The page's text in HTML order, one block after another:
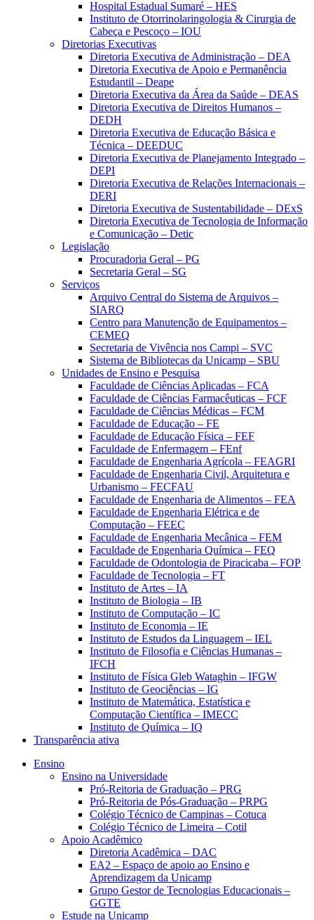
Hospital Estadual Sumaré – HES
Instituto de Otorrinolaringologia & Cirurgia de
Cabeça e Pescoço – IOU
Diretorias Executivas
Diretoria Executiva de Administração – DEA
Diretoria Executiva de Apoio e Permanência
Estudantil – Deape
Diretoria Executiva da Área da Saúde – DEAS
Diretoria Executiva de Direitos Humanos –
DEDH
Diretoria Executiva de Educação Básica e
Técnica – DEEDUC
Diretoria Executiva de Planejamento Integrado –
DEPI
Diretoria Executiva de Relações Internacionais –
DERI
Diretoria Executiva de Sustentabilidade – DExS
Diretoria Executiva de Tecnologia de Informação
e Comunicação – Detic
Legislação
Procuradoria Geral – PG
Secretaria Geral – SG
Serviços
Arquivo Central do Sistema de Arquivos –
SIARQ
Centro para Manutenção de Equipamentos –
CEMEQ
Secretaria de Vivência nos Campi – SVC
Sistema de Bibliotecas da Unicamp – SBU
Unidades de Ensino e Pesquisa
Faculdade de Ciências Aplicadas – FCA
Faculdade de Ciências Farmacêuticas – FCF
Faculdade de Ciências Médicas – FCM
Faculdade de Educação – FE
Faculdade de Educação Física – FEF
Faculdade de Enfermagem – FEnf
Faculdade de Engenharia Agrícola – FEAGRI
Faculdade de Engenharia Civil, Arquitetura e
Urbanismo – FECFAU
Faculdade de Engenharia de Alimentos – FEA
Faculdade de Engenharia Elétrica e de
Computação – FEEC
Faculdade de Engenharia Mecânica – FEM
Faculdade de Engenharia Química – FEQ
Faculdade de Odontologia de Piracicaba – FOP
Faculdade de Tecnologia – FT
Instituto de Artes – IA
Instituto de Biologia – IB
Instituto de Computação – IC
Instituto de Economia – IE
Instituto de Estudos da Linguagem – IEL
Instituto de Filosofia e Ciências Humanas –
IFCH
Instituto de Física Gleb Wataghin – IFGW
Instituto de Geociências – IG
Instituto de Matemática, Estatística e
Computação Científica – IMECC
Instituto de Química – IQ
Transparência ativa
Ensino
Ensino na Universidade
Pró-Reitoria de Graduação – PRG
Pró-Reitoria de Pós-Graduação – PRPG
Colégio Técnico de Campinas – Cotuca
Colégio Técnico de Limeira – Cotil
Apoio Acadêmico
Diretoria Acadêmica – DAC
EA2 – Espaço de apoio ao Ensino e
Aprendizagem da Unicamp
Grupo Gestor de Tecnologias Educacionais –
GGTE
Estude na Unicamp